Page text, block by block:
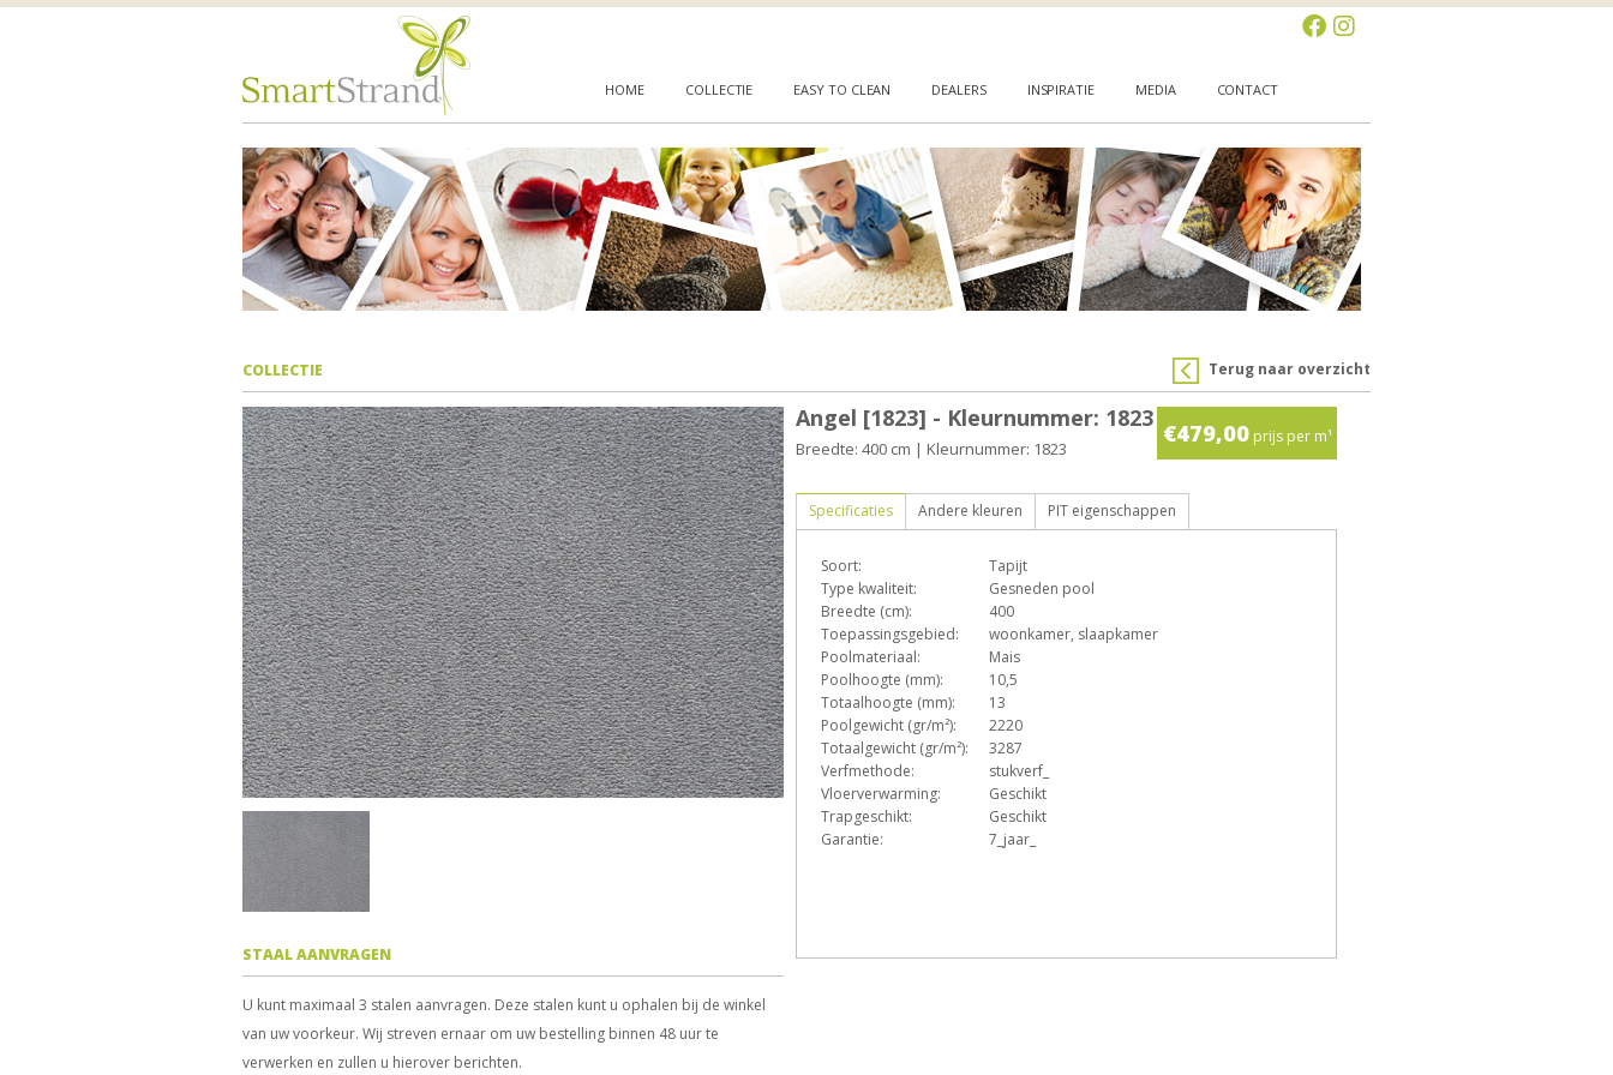
HOME COLLECTIE EASY TO CLEAN DEALERS INSPIRATIE MEDIA CONTACT
Terug naar overzicht
COLLECTIE
STAAL AANVRAGEN
U kunt maximaal 3 stalen aanvragen. Deze stalen kunt u ophalen bij de winkel
van uw voorkeur. Wij streven ernaar om uw bestelling binnen 48 uur te
verwerken en zullen u hierover berichten.
€479,00prijs per m¹
Angel [1823] - Kleurnummer: 1823
Breedte: 400 cm | Kleurnummer: 1823
Specificaties
Soort:
Tapijt
Type kwaliteit:
Gesneden pool
Breedte (cm):
400
Toepassingsgebied:
woonkamer, slaapkamer
Poolmateriaal:
Mais
Poolhoogte (mm):
10,5
Totaalhoogte (mm):
13
Poolgewicht (gr/m²):
2220
Totaalgewicht (gr/m²):
3287
Verfmethode:
stukverf_
Vloerverwarming:
Geschikt
Trapgeschikt:
Geschikt
Garantie:
7_jaar_
Andere kleuren PIT eigenschappen
D ehL
TZ